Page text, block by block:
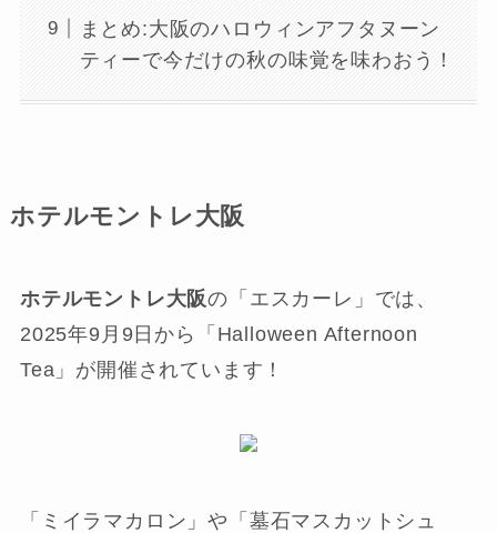
まとめ:大阪のハロウィンアフタヌーン
ティーで今だけの秋の味覚を味わおう！
ホテルモントレ大阪
ホテルモントレ大阪の「エスカーレ」では、
2025年9月9日から「Halloween Afternoon
Tea」が開催されています！
「ミイラマカロン」や「墓石マスカットシュ